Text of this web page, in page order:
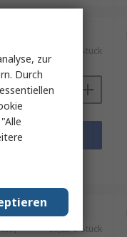
35,57 €/Stück
69,25 €/Stück
zur
Durch